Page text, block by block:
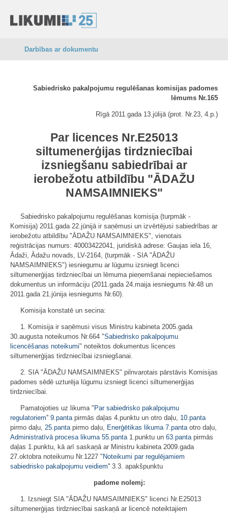
Darbības ar dokumentu
Sabiedrisko pakalpojumu regulēšanas komisijas padomes
lēmums Nr.165
Rīgā 2011.gada 13.jūlijā (prot. Nr.23, 4.p.)
Par licences Nr.E25013
siltumenerģijas tirdzniecībai
izsniegšanu sabiedrībai ar
ierobežotu atbildību "ĀDAŽU
NAMSAIMNIEKS"
Sabiedrisko pakalpojumu regulēšanas komisija (turpmāk -
Komisija) 2011.gada 22.jūnijā ir saņēmusi un izvērtējusi sabiedrības ar
ierobežotu atbildību "ĀDAŽU NAMSAIMNIEKS", vienotais
reģistrācijas numurs: 40003422041, juridiskā adrese: Gaujas iela 16,
Ādaži, Ādažu novads, LV-2164, (turpmāk - SIA "ĀDAŽU
NAMSAIMNIEKS") iesniegumu ar lūgumu izsniegt licenci
siltumenerģijas tirdzniecībai un lēmuma pieņemšanai nepieciešamos
dokumentus un informāciju (2011.gada 24.maija iesniegums Nr.48 un
2011.gada 21.jūnija iesniegums Nr.60).
Komisija konstatē un secina:
1. Komisija ir saņēmusi visus Ministru kabineta 2005.gada
30.augusta noteikumos Nr.664 "Sabiedrisko pakalpojumu
licencēšanas noteikumi" noteiktos dokumentus licences
siltumenerģijas tirdzniecībai izsniegšanai.
2. SIA "ĀDAŽU NAMSAIMNIEKS" pilnvarotais pārstāvis Komisijas
padomes sēdē uzturēja lūgumu izsniegt licenci siltumenerģijas
tirdzniecībai.
Pamatojoties uz likuma " Par sabiedrisko pakalpojumu
regulatoriem'' 9.pantapirmās daļas 4.punktu un otro daļu, 10.panta
pirmo daļu, 25.pantapirmo daļu, Enerģētikas likuma 7.pantaotro daļu,
Administratīvā procesa likuma 55.panta1.punktu un 63.pantapirmās
daļas 1.punktu, kā arī saskaņā ar Ministru kabineta 2009.gada
27.oktobra noteikumu Nr.1227 " Noteikumi par regulējamiem
sabiedrisko pakalpojumu veidiem'' 3.3. apakšpunktu
padome nolemj:
1. Izsniegt SIA "ĀDAŽU NAMSAIMNIEKS" licenci Nr.E25013
siltumenerģijas tirdzniecībai saskaņā ar licencē noteiktajiem